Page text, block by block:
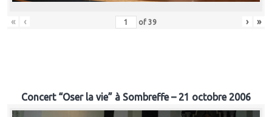
« ‹ of 39 › »
Concert “Oser la vie” à Sombreffe – 21 octobre 2006